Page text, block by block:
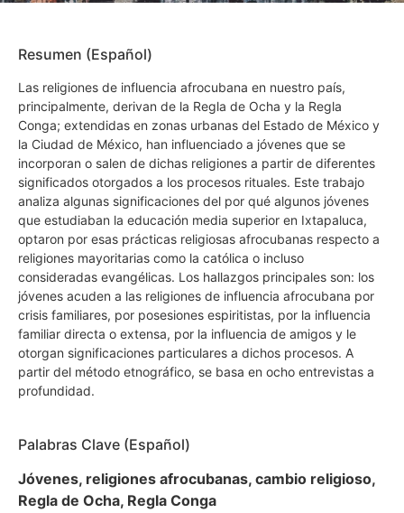
Resumen (Español)
Las religiones de influencia afrocubana en nuestro país,
principalmente, derivan de la Regla de Ocha y la Regla
Conga; extendidas en zonas urbanas del Estado de México y
la Ciudad de México, han influenciado a jóvenes que se
incorporan o salen de dichas religiones a partir de diferentes
significados otorgados a los procesos rituales. Este trabajo
analiza algunas significaciones del por qué algunos jóvenes
que estudiaban la educación media superior en Ixtapaluca,
optaron por esas prácticas religiosas afrocubanas respecto a
religiones mayoritarias como la católica o incluso
consideradas evangélicas. Los hallazgos principales son: los
jóvenes acuden a las religiones de influencia afrocubana por
crisis familiares, por posesiones espiritistas, por la influencia
familiar directa o extensa, por la influencia de amigos y le
otorgan significaciones particulares a dichos procesos. A
partir del método etnográfico, se basa en ocho entrevistas a
profundidad.
Palabras Clave (Español)
Jóvenes, religiones afrocubanas, cambio religioso,
Regla de Ocha, Regla Conga